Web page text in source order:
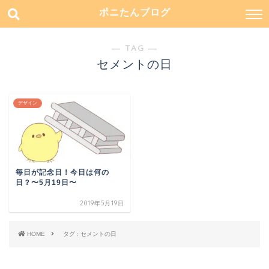
ポニたんブログ
― TAG ―
セメントの日
デザイン
毎日が記念日！今日は何の
日？〜5月19日〜
2019年5月19日
HOME タグ : セメントの日